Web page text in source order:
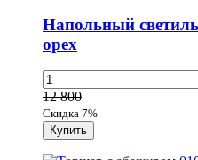
Напольный
орех
12 800
Скидка 7%